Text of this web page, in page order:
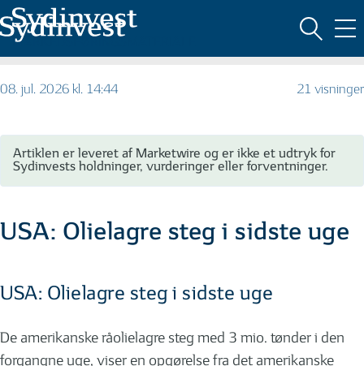
MARKEDSFØRINGSMATERIALE
08. jul. 2026 kl. 14:44 21 visninger
Artiklen er leveret af Marketwire og er ikke et udtryk for
Sydinvests holdninger, vurderinger eller forventninger.
USA: Olielagre steg i sidste uge
USA: Olielagre steg i sidste uge
De amerikanske råolielagre steg med 3 mio. tønder i den
forgangne uge, viser en opgørelse fra det amerikanske